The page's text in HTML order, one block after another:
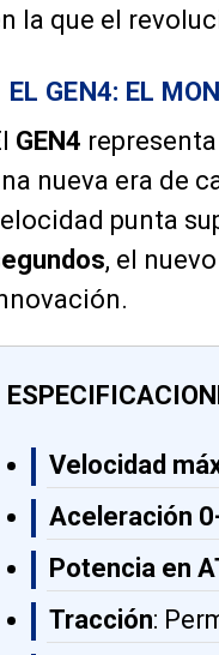
la que el
EL GEN4: EL
GEN4
nueva era de
punta
, el
Velocidad
Aceleración
Potencia en
Tracción: